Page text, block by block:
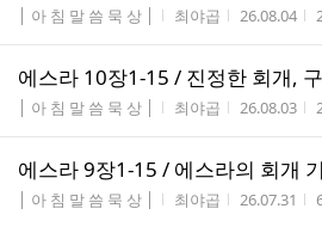
게시판명
│ 아 침 말 씀 묵 상 │ 작성자
최야곱 작성시간
26.08.04
에스라 10장1-15 / 진정한 회개,
게시판명
│ 아 침 말 씀 묵 상 │ 작성자
최야곱 작성시간
26.08.03
에스라 9장1-15 / 에스라의 회개
게시판명
│ 아 침 말 씀 묵 상 │ 작성자
최야곱 작성시간
26.07.31